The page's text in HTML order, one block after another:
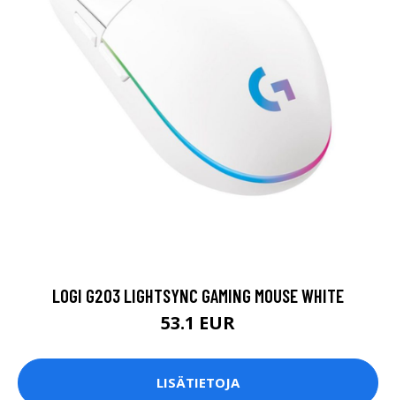
LOGI G203 LIGHTSYNC GAMING MOUSE WHITE
53.1 EUR
LISÄTIETOJA